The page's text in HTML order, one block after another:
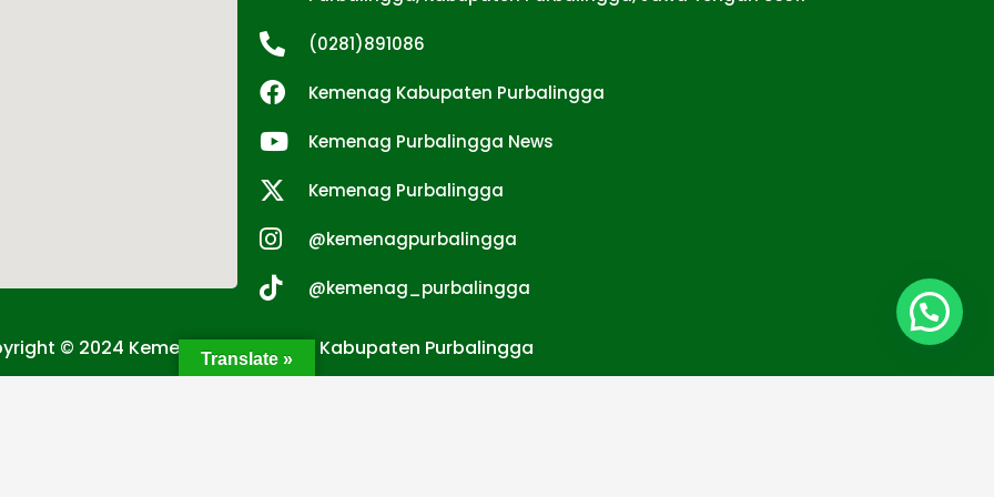
(0281)891086
Kemenag Kabupaten Purbalingga
Kemenag Purbalingga News
Kemenag Purbalingga
@kemenagpurbalingga
@kemenag_purbalingga
© 2024 Kementerian Agama Kabupaten Purbalingga
Translate »